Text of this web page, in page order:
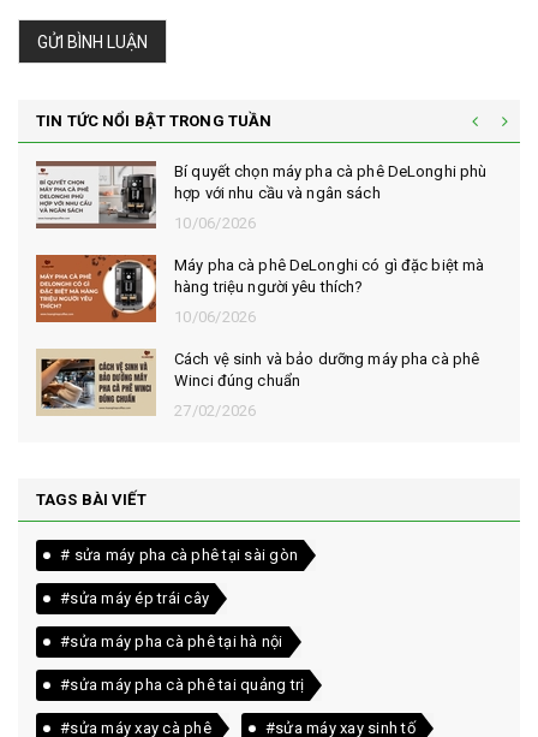
GỬI BÌNH LUẬN
TIN TỨC NỔI BẬT TRONG TUẦN
Bí quyết chọn máy pha cà phê DeLonghi phù
hợp với nhu cầu và ngân sách
10/06/2026
Máy pha cà phê DeLonghi có gì đặc biệt mà
hàng triệu người yêu thích?
10/06/2026
Cách vệ sinh và bảo dưỡng máy pha cà phê
Winci đúng chuẩn
27/02/2026
TAGS BÀI VIẾT
# sửa máy pha cà phê tại sài gòn
#sửa máy ép trái cây
#sửa máy pha cà phê tại hà nội
#sửa máy pha cà phê tai quảng trị
#sửa máy xay cà phê #sửa máy xay sinh tố